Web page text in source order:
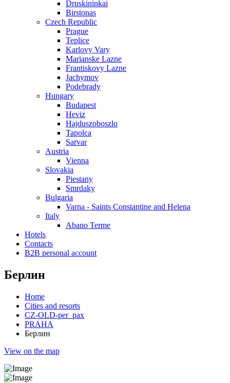
Druskininkai
Birstonas
Czech Republic
Prague
Teplice
Karlovy Vary
Marianske Lazne
Frantiskovy Lazne
Jachymov
Podebrady
Hungary
Budapest
Heviz
Hajduszoboszlo
Tapolca
Sarvar
Austria
Vienna
Slovakia
Piestany
Smrdaky
Bulgaria
Varna - Saints Constantine and Helena
Italy
Abano Terme
Hotels
Contacts
B2B personal account
Берлин
Home
Cities and resorts
CZ-OLD-per_pax
PRAHA
Берлин
View on the map